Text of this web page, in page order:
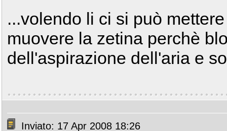
...volendo li ci si può
muovere la zetina perchè
dell'aspirazione dell'aria e
Inviato: 17 Apr 2008 18:26